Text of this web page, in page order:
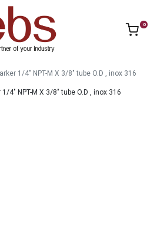
0
1/4" NPT-M X 3/8" tube O.D , inox 316